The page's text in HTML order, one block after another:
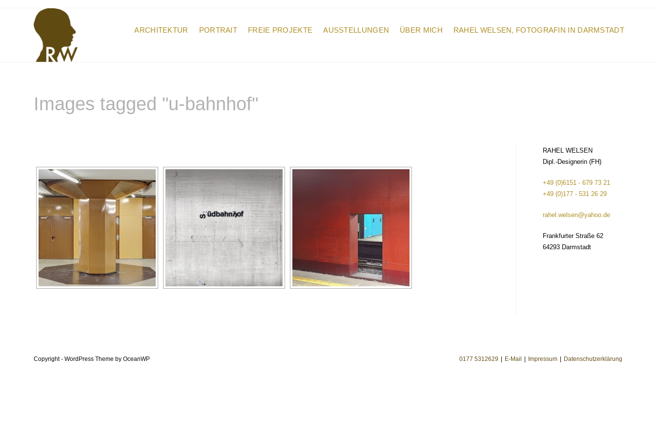
ARCHITEKTUR PORTRAIT FREIE PROJEKTE AUSSTELLUNGEN ÜBER MICH RAHEL WELSEN, FOTOGRAFIN IN DARMSTADT
Images tagged "u-bahnhof"
RAHEL WELSEN
Dipl.-Designerin (FH)
+49 (0)6151 - 679 73 21
+49 (0)177 - 531 26 29
rahel.welsen@yahoo.de
Frankfurter Straße 62
64293 Darmstadt
0177 5312629 E-Mail Impressum Datenschutzerklärung
Copyright - WordPress Theme by OceanWP